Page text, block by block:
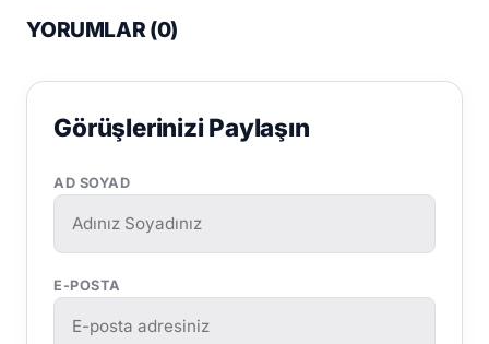
YORUMLAR (0)
Görüşlerinizi Paylaşın
AD SOYAD
E-POSTA